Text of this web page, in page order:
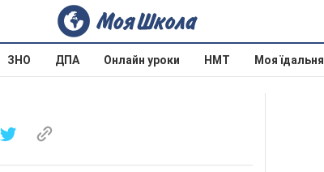
ЗНО ДПА Онлайн уроки НМТ Моя їдальня